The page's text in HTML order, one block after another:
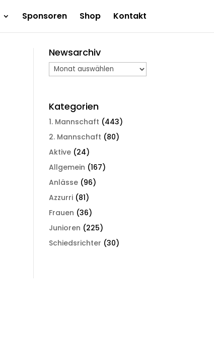
Sponsoren Shop Kontakt
Newsarchiv
Newsarchiv
Kategorien
1. Mannschaft (443)
2. Mannschaft (80)
Aktive (24)
Allgemein (167)
Anlässe (96)
Azzurri (81)
Frauen (36)
Junioren (225)
Schiedsrichter (30)